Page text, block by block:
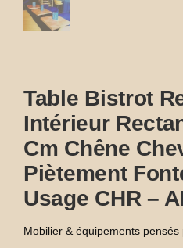
Table Bistrot
Intérieur
Cm Chêne
Piètement
Usage CHR –
Mobilier & équipements